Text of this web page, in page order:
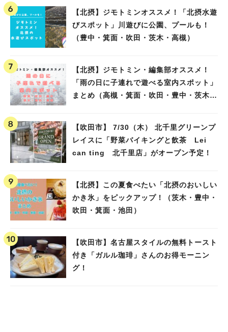
【北摂】ジモトミンオススメ！「北摂水遊
びスポット」川遊びに公園、プールも！
（豊中・箕面・吹田・茨木・高槻）
【北摂】ジモトミン・編集部オススメ！
「雨の日に子連れで遊べる室内スポット」
まとめ（高槻・箕面・吹田・豊中・茨木・
【吹田市】 7/30（木） 北千里グリーンプ
レイスに「野菜バイキングと飲茶 Lei
can ting 北千里店」がオープン予定！
【北摂】この夏食べたい「北摂のおいしい
かき氷」をピックアップ！（茨木・豊中・
吹田・箕面・池田）
【吹田市】名古屋スタイルの無料トースト
付き「ガルル珈琲」さんのお得モーニン
グ！